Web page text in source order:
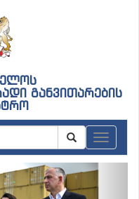
განვითარების